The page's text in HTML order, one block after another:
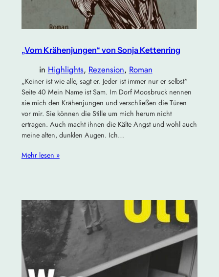
„Vom Krähenjungen“ von Sonja Kettenring
in Highlights, Rezension, Roman
„Keiner ist wie alle, sagt er. Jeder ist immer nur er selbst“
Seite 40 Mein Name ist Sam. Im Dorf Moosbruck nennen
sie mich den Krähenjungen und verschließen die Türen
vor mir. Sie können die Stille um mich herum nicht
ertragen. Auch macht ihnen die Kälte Angst und wohl auch
meine alten, dunklen Augen. Ich…
Mehr lesen »